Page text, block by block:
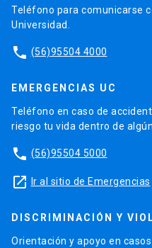
Teléfono para comunicarse
Universidad.
phone (56)95504 4000
EMERGENCIAS UC
Teléfono en caso de
riesgo tu vida dentro de
phone (56)95504 5000
launch Ir al sitio de Emergencias
DISCRIMINACIÓN Y
Orientación y apoyo en